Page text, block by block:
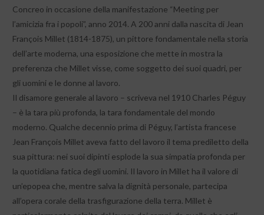
Concreo in occasione della manifestazione “Meeting per
l’amicizia fra i popoli”, anno 2014. A 200 anni dalla nascita di Jean
François Millet (1814-1875), un pittore fondamentale nella storia
dell’arte moderna, una esposizione che mette in mostra la
preferenza che Millet visse, come soggetto dei suoi quadri, per
gli uomini e le donne al lavoro.
Il disamore generale al lavoro – scriveva nel 1910 Charles Péguy
– è la tara più profonda, la tara fondamentale del mondo
moderno. Qualche decennio prima di Péguy, l’artista francese
Jean François Millet aveva fatto del lavoro il tema prediletto della
sua pittura: nei suoi dipinti esplode la sua simpatia profonda per
la quotidiana fatica degli uomini. Il lavoro in Millet ha il valore di
un’epopea che, mentre salva la dignità personale, partecipa
all’opera corale della trasfigurazione della terra. Millet è